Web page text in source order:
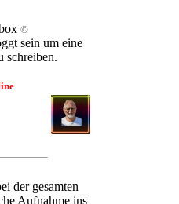
©
sein um eine
schreiben.
der gesamten
Aufnahme ins